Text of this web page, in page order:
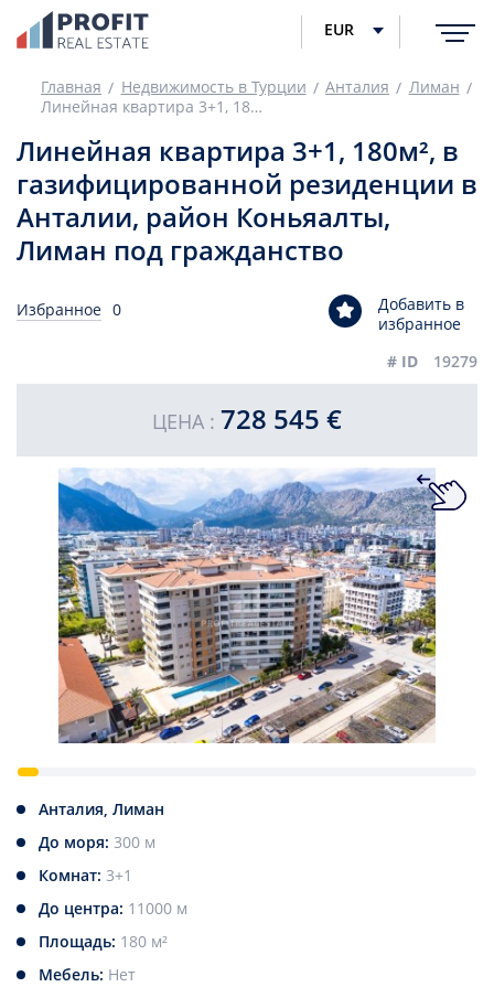
EUR
Главная Недвижимость в Турции Анталия
Лиман
Линейная квартира 3+1, 180м², в газифицированной резиденции в Анталии, район Коньяалты, Лиман под гражданство
Линейная квартира 3+1, 180м², в
газифицированной резиденции в
Анталии, район Коньяалты,
Лиман под гражданство
Избранное 0
Добавить в
избранное
# ID
19279
ЦЕНА : 728 545 €
Анталия, Лиман
До моря: 300 м
Комнат: 3+1
До центра: 11000 м
Площадь: 180 м²
Мебель: Нет